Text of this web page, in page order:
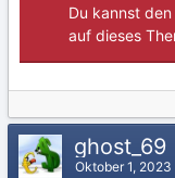
Du kannst
auf dieses
ghost_69
Oktober 1, 2023